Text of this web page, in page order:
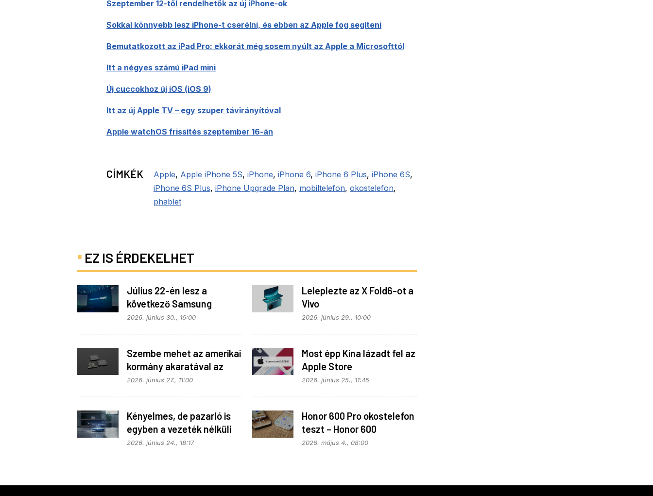
Szeptember 12-től rendelhetők az új iPhone-ok
Sokkal könnyebb lesz iPhone-t cserélni, és ebben az Apple fog segíteni
Bemutatkozott az iPad Pro: ekkorát még sosem nyúlt az Apple a Microsofttól
Itt a négyes számú iPad mini
Új cuccokhoz új iOS (iOS 9)
Itt az új Apple TV – egy szuper távirányítóval
Apple watchOS frissítés szeptember 16-án
CÍMKÉK Apple, Apple iPhone 5S, iPhone, iPhone 6, iPhone 6 Plus, iPhone 6S,
iPhone 6S Plus, iPhone Upgrade Plan, mobiltelefon, okostelefon,
phablet
EZ IS ÉRDEKELHET
Július 22-én lesz a
következő Samsung
Galaxy Unpacked – ez
2026. június 30., 16:00
Leleplezte az X Fold6-ot a
Vivo
2026. június 29., 10:00
Szembe mehet az amerikai
kormány akaratával az
Apple
2026. június 27., 11:00
Most épp Kína lázadt fel az
Apple Store
monopolhelyzete ellen
2026. június 25., 11:45
Kényelmes, de pazarló is
egyben a vezeték nélküli
töltés
2026. június 24., 18:17
Honor 600 Pro okostelefon
teszt – Honor 600
kitekintéssel
2026. május 4., 08:00